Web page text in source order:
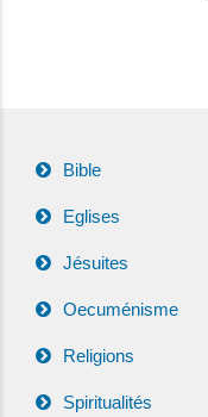
Bible
Eglises
Jésuites
Oecuménisme
Religions
Spiritualités